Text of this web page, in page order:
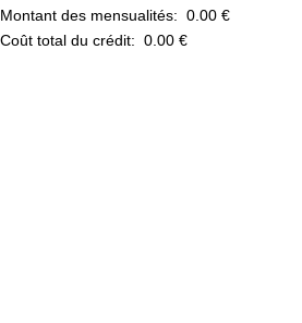
Montant des mensualités: 0.00 €
Coût total du crédit: 0.00 €